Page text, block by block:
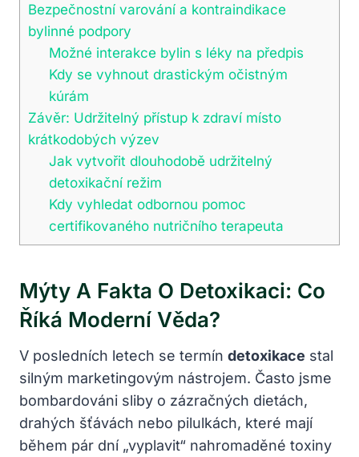
Bezpečnostní varování a kontraindikace
bylinné podpory
Možné interakce bylin s léky na předpis
Kdy se vyhnout drastickým očistným
kúrám
Závěr: Udržitelný přístup k zdraví místo
krátkodobých výzev
Jak vytvořit dlouhodobě udržitelný
detoxikační režim
Kdy vyhledat odbornou pomoc
certifikovaného nutričního terapeuta
Mýty A Fakta O Detoxikaci: Co
Říká Moderní Věda?
V posledních letech se termín detoxikace stal
silným marketingovým nástrojem. Často jsme
bombardováni sliby o zázračných dietách,
drahých šťávách nebo pilulkách, které mají
během pár dní „vyplavit“ nahromaděné toxiny